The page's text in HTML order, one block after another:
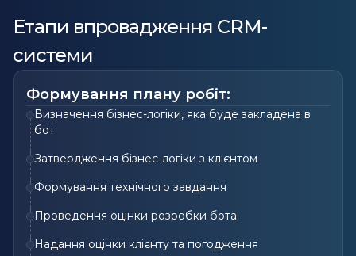
Етапи впровадження CRM-
системи
Формування плану робіт:
Визначення бізнес-логіки, яка буде закладена в
бот
Затвердження бізнес-логіки з клієнтом
Формування технічного завдання
Проведення оцінки розробки бота
Надання оцінки клієнту та погодження